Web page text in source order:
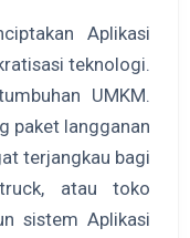
Aplikasi
teknologi.
UMKM.
paket langganan
terjangkau bagi
atau toko
sistem Aplikasi